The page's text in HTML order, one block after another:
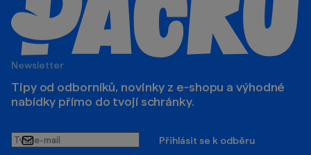
Newsletter
Tipy od odborníků, novinky z e‑shopu a výhodné
nabídky přímo do tvojí schránky.
Tvůj
e-
Přihlásit se k odběru